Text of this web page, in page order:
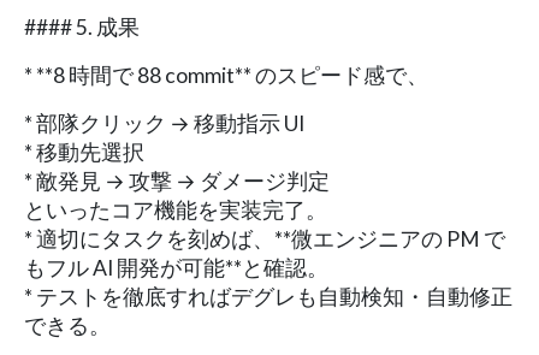
#### 5. 成果
* **8 時間で 88 commit** のスピード感で、
* 部隊クリック → 移動指示 UI
* 移動先選択
* 敵発見 → 攻撃 → ダメージ判定
といったコア機能を実装完了。
* 適切にタスクを刻めば、**微エンジニアの PM で
もフル AI 開発が可能**と確認。
* テストを徹底すればデグレも自動検知・自動修正
できる。